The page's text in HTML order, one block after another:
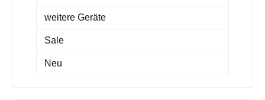
weitere Geräte
Sale
Neu